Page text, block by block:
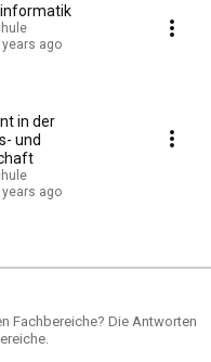
years ago
in der
und
years ago
Fachbereiche? Die Antworten